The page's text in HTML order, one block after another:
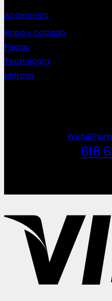
Accesorios
Ropa y calzado
Piezas
Tecnología
Marcas
616